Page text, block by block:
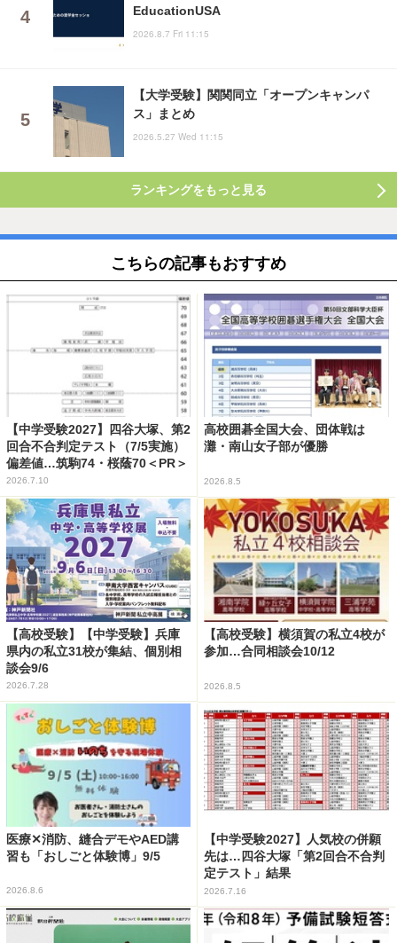
EducationUSA
2026.8.7 Fri 11:15
【大学受験】関関同立「オープンキャンパ
ス」まとめ
2026.5.27 Wed 11:15
ランキングをもっと見る
こちらの記事もおすすめ
【中学受験2027】四谷大塚、第2
回合不合判定テスト（7/5実施）
偏差値…筑駒74・桜蔭70＜PR＞
2026.7.10
高校囲碁全国大会、団体戦は
灘・南山女子部が優勝
2026.8.5
【高校受験】【中学受験】兵庫
県内の私立31校が集結、個別相
談会9/6
2026.7.28
【高校受験】横須賀の私立4校が
参加…合同相談会10/12
2026.8.5
医療✕消防、縫合デモやAED講
習も「おしごと体験博」9/5
2026.8.6
【中学受験2027】人気校の併願
先は…四谷大塚「第2回合不合判
定テスト」結果
2026.7.16